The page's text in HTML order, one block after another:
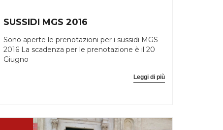
SUSSIDI MGS 2016
Sono aperte le prenotazioni per i sussidi MGS
2016 La scadenza per le prenotazione è il 20
Giugno
Leggi di più